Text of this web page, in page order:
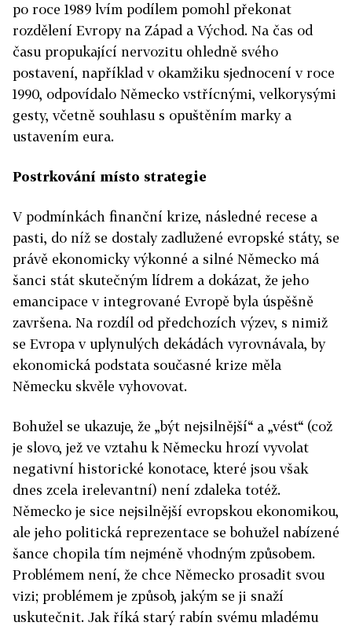
po roce 1989 lvím podílem pomohl překonat
rozdělení Evropy na Západ a Východ. Na čas od
času propukající nervozitu ohledně svého
postavení, například v okamžiku sjednocení v roce
1990, odpovídalo Německo vstřícnými, velkorysými
gesty, včetně souhlasu s opuštěním marky a
ustavením eura.
Postrkování místo strategie
V podmínkách finanční krize, následné recese a
pasti, do níž se dostaly zadlužené evropské státy, se
právě ekonomicky výkonné a silné Německo má
šanci stát skutečným lídrem a dokázat, že jeho
emancipace v integrované Evropě byla úspěšně
završena. Na rozdíl od předchozích výzev, s nimiž
se Evropa v uplynulých dekádách vyrovnávala, by
ekonomická podstata současné krize měla
Německu skvěle vyhovovat.
Bohužel se ukazuje, že „být nejsilnější“ a „vést“ (což
je slovo, jež ve vztahu k Německu hrozí vyvolat
negativní historické konotace, které jsou však
dnes zcela irelevantní) není zdaleka totéž.
Německo je sice nejsilnější evropskou ekonomikou,
ale jeho politická reprezentace se bohužel nabízené
šance chopila tím nejméně vhodným způsobem.
Problémem není, že chce Německo prosadit svou
vizi; problémem je způsob, jakým se ji snaží
uskutečnit. Jak říká starý rabín svému mladému